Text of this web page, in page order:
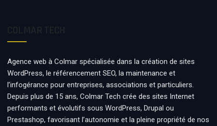
Agence web à Colmar spécialisée dans la création de sites
WordPress, le référencement SEO, la maintenance et
l’infogérance pour entreprises, associations et particuliers.
Depuis plus de 15 ans, Colmar Tech crée des sites Internet
performants et évolutifs sous WordPress, Drupal ou
Prestashop, favorisant l’autonomie et la pleine propriété de nos